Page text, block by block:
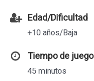
Edad/Dificultad
+10 años/Baja
Tiempo de juego
45 minutos